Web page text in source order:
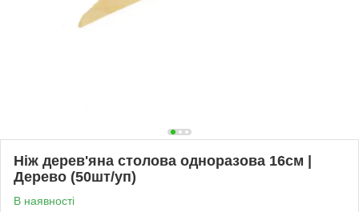
Ніж дерев'яна столова одноразова 16см |
Дерево (50шт/уп)
В наявності